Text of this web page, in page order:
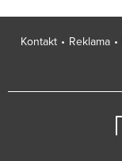
Kontakt Reklama